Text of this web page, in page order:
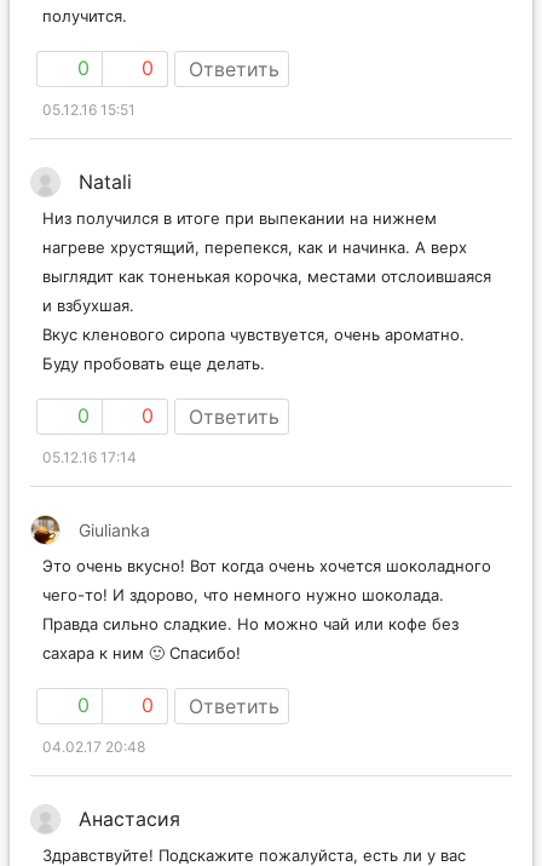
получится.
0 0 Ответить
05.12.16 15:51
Natali
Низ получился в итоге при выпекании на нижнем
нагреве хрустящий, перепекся, как и начинка. А верх
выглядит как тоненькая корочка, местами отслоившаяся
и взбухшая.
Вкус кленового сиропа чувствуется, очень ароматно.
Буду пробовать еще делать.
0 0 Ответить
05.12.16 17:14
Giulianka
Это очень вкусно! Вот когда очень хочется шоколадного
чего-то! И здорово, что немного нужно шоколада.
Правда сильно сладкие. Но можно чай или кофе без
сахара к ним 🙂 Спасибо!
0 0 Ответить
04.02.17 20:48
Анастасия
Здравствуйте! Подскажите пожалуйста, есть ли у вас